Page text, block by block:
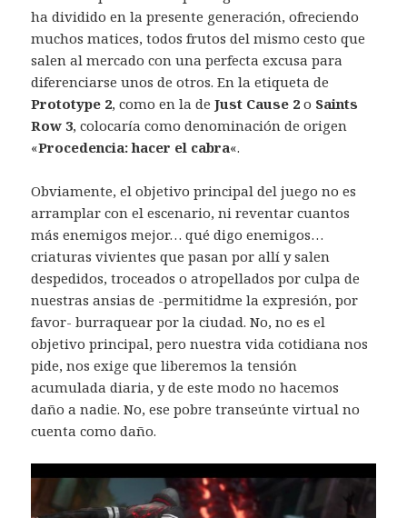
ha dividido en la presente generación, ofreciendo
muchos matices, todos frutos del mismo cesto que
salen al mercado con una perfecta excusa para
diferenciarse unos de otros. En la etiqueta de
Prototype 2, como en la deJust Cause 2 o Saints
Row 3, colocaría como denominación de origen
«Procedencia: hacer el cabra«.
Obviamente, el objetivo principal del juego no es
arramplar con el escenario, ni reventar cuantos
más enemigos mejor… qué digo enemigos…
criaturas vivientes que pasan por allí y salen
despedidos, troceados o atropellados por culpa de
nuestras ansias de -permitidme la expresión, por
favor- burraquear por la ciudad. No, no es el
objetivo principal, pero nuestra vida cotidiana nos
pide, nos exige que liberemos la tensión
acumulada diaria, y de este modo no hacemos
daño a nadie. No, ese pobre transeúnte virtual no
cuenta como daño.